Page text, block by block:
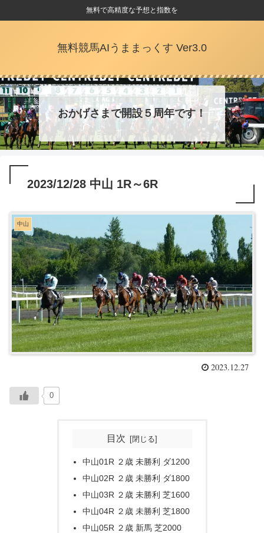
無料で高精度な予想と指数を
無料競馬AIうままっくす Ver3.0
おかげさまで開設５周年です！
2023/12/28 中山 1R～6R
中山
2023.12.27
0
目次
中山01R ２歳 未勝利 ダ1200
中山02R ２歳 未勝利 ダ1800
中山03R ２歳 未勝利 芝1600
中山04R ２歳 未勝利 芝1800
中山05R ２歳 新馬 芝2000